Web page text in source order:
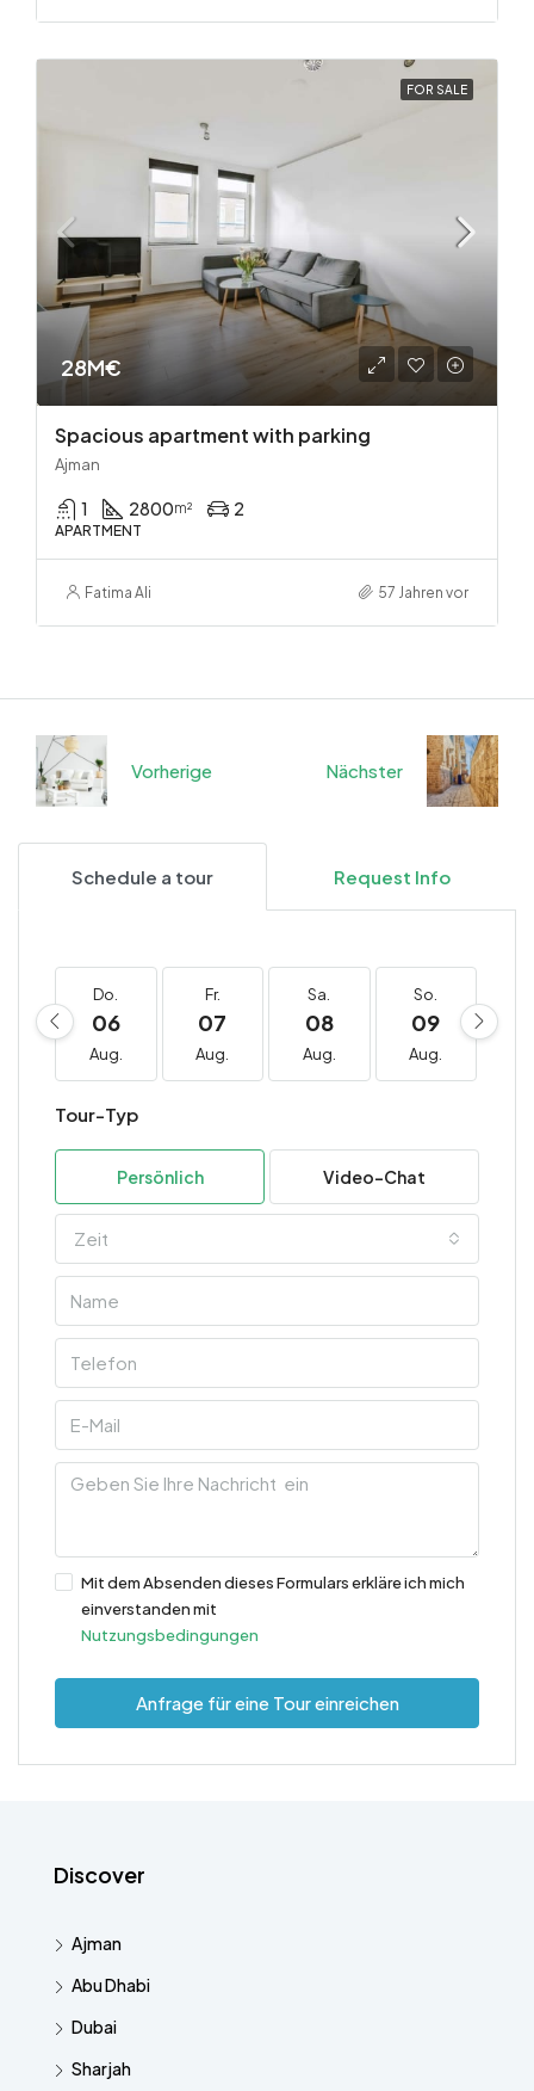
FOR SALE
28M€
Spacious apartment with parking
Ajman
1 2800m² 2
APARTMENT
Fatima Ali 57 Jahren vor
Vorherige Nächster
Schedule a tour Request Info
Do.
06
Aug.
Fr.
07
Aug.
Sa.
08
Aug.
So.
09
Aug.
Tour-Typ
Persönlich Video-Chat
Zeit
Mit dem Absenden dieses Formulars erkläre ich mich
einverstanden mit
Nutzungsbedingungen
Anfrage für eine Tour einreichen
Discover
Ajman
Abu Dhabi
Dubai
Sharjah